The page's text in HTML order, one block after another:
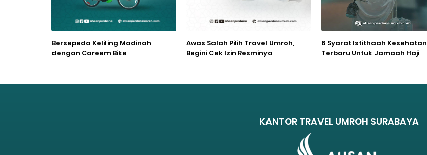
Bersepeda Keliling Madinah
dengan Careem Bike
Awas Salah Pilih Travel Umroh,
Begini Cek Izin Resminya
6 Syarat Istithaah Kesehatan
Terbaru Untuk Jamaah Haji
KANTOR TRAVEL UMROH SURABAYA